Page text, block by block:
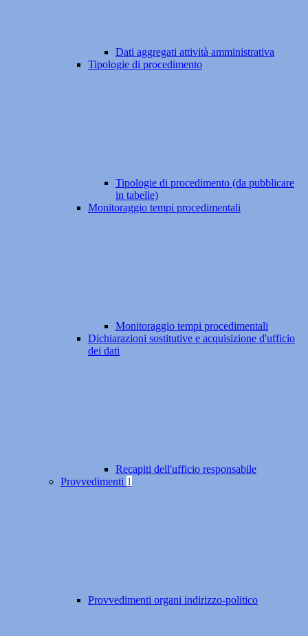
Dati aggregati attività amministrativa
Tipologie di procedimento
Tipologie di procedimento (da pubblicare
in tabelle)
Monitoraggio tempi procedimentali
Monitoraggio tempi procedimentali
Dichiarazioni sostitutive e acquisizione d'ufficio
dei dati
Recapiti dell'ufficio responsabile
Provvedimenti 1
Provvedimenti organi indirizzo-politico